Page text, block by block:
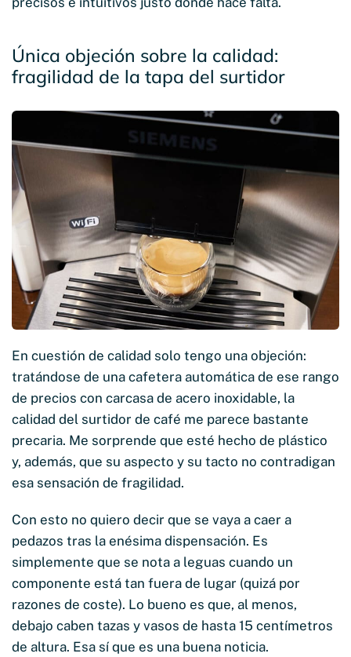
Única objeción sobre la calidad:
fragilidad de la tapa del surtidor
En cuestión de calidad solo tengo una objeción:
tratándose de una cafetera automática de ese rango
de precios con carcasa de acero inoxidable, la
calidad del surtidor de café me parece bastante
precaria. Me sorprende que esté hecho de plástico
y, además, que su aspecto y su tacto no contradigan
esa sensación de fragilidad.
Con esto no quiero decir que se vaya a caer a
pedazos tras la enésima dispensación. Es
simplemente que se nota a leguas cuando un
componente está tan fuera de lugar (quizá por
razones de coste). Lo bueno es que, al menos,
debajo caben tazas y vasos de hasta 15 centímetros
de altura. Esa sí que es una buena noticia.